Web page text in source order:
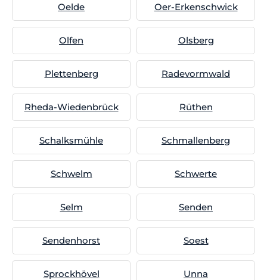
Oelde Oer-Erkenschwick
Olfen Olsberg
Plettenberg Radevormwald
Rheda-Wiedenbrück Rüthen
Schalksmühle Schmallenberg
Schwelm Schwerte
Selm Senden
Sendenhorst Soest
Sprockhövel Unna